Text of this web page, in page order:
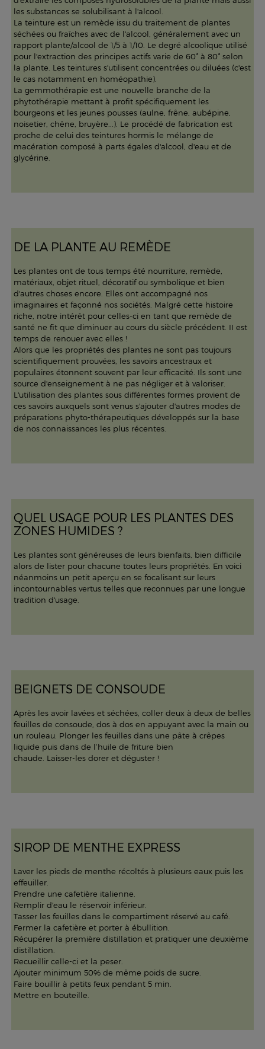
les substances se solubilisant à l'alcool.
La teinture est un remède issu du traitement de plantes
séchées ou fraîches avec de l'alcool, généralement avec un
rapport plante/alcool de 1/5 à 1/10. Le degré alcoolique utilisé
pour l'extraction des principes actifs varie de 60° à 80° selon
la plante. Les teintures s'utilisent concentrées ou diluées (c'est
le cas notamment en homéopathie).
La gemmothérapie est une nouvelle branche de la
phytothérapie mettant à profit spécifiquement les
bourgeons et les jeunes pousses (aulne, frêne, aubépine,
noisetier, chêne, bruyère...). Le procédé de fabrication est
proche de celui des teintures hormis le mélange de
macération composé à parts égales d'alcool, d'eau et de
glycérine.
DE LA PLANTE AU REMÈDE
Les plantes ont de tous temps été nourriture, remède,
matériaux, objet rituel, décoratif ou symbolique et bien
d'autres choses encore. Elles ont accompagné nos
imaginaires et façonné nos sociétés. Malgré cette histoire
riche, notre intérêt pour celles-ci en tant que remède de
santé ne fit que diminuer au cours du siècle précédent. II est
temps de renouer avec elles !
Alors que les propriétés des plantes ne sont pas toujours
scientifiquement prouvées, les savoirs ancestraux et
populaires étonnent souvent par leur efficacité. Ils sont une
source d'enseignement à ne pas négliger et à valoriser.
L'utilisation des plantes sous différentes formes provient de
ces savoirs auxquels sont venus s'ajouter d'autres modes de
préparations phyto-thérapeutiques développés sur la base
de nos connaissances les plus récentes.
QUEL USAGE POUR LES PLANTES DES
ZONES HUMIDES ?
Les plantes sont généreuses de leurs bienfaits, bien difficile
alors de lister pour chacune toutes leurs propriétés. En voici
néanmoins un petit aperçu en se focalisant sur leurs
incontournables vertus telles que reconnues par une longue
tradition d'usage.
BEIGNETS DE CONSOUDE
Après les avoir lavées et séchées, coller deux à deux de belles
feuilles de consoude, dos à dos en appuyant avec la main ou
un rouleau. Plonger les feuilles dans une pâte à crêpes
liquide puis dans de l’huile de friture bien
chaude. Laisser-les dorer et déguster !
SIROP DE MENTHE EXPRESS
Laver les pieds de menthe récoltés à plusieurs eaux puis les
effeuiller.
Prendre une cafetière italienne.
Remplir d'eau le réservoir inférieur.
Tasser les feuilles dans le compartiment réservé au café.
Fermer la cafetière et porter à ébullition.
Récupérer la première distillation et pratiquer une deuxième
distillation.
Recueillir celle-ci et la peser.
Ajouter minimum 50% de même poids de sucre.
Faire bouillir à petits feux pendant 5 min.
Mettre en bouteille.